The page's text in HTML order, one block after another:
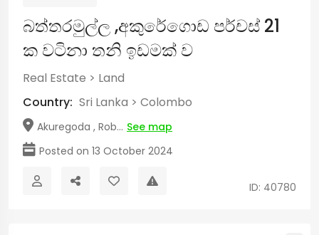
බත්තරමුල්ල ,අකුරේගොඩ පර්චස් 21
ක වටිනා තනි ඉඩමක් ව
Real Estate > Land
Country: Sri Lanka > Colombo
Akuregoda , Rob... See map
Posted on 13 October 2024
ID: 40780